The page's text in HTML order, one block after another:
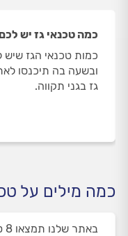
כמה טכנאי גז יש
כמות טכנאי הגז שיש
גז בגני תקווה.
כמה מילים על